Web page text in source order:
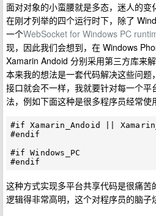
面对对象的小蛮腰就是多态，迷人的变
在刚才列举的四个运行时下，除了
一个WebSocket for Windows PC
现，因此我们会想到，在 Windows
Xamarin Andoid 分别采用第三方库来
本来我的想法是一套代码解决这些问题
接口就会不一样，我就要针对每一个
法，例如下面这种是很多程序员经常使
#if Xamarin_Andoid ||
#endif
#if Windows_PC
这种方式实现多平台共享代码是很痛
逻辑得非常高明，这个对程序员的脑子